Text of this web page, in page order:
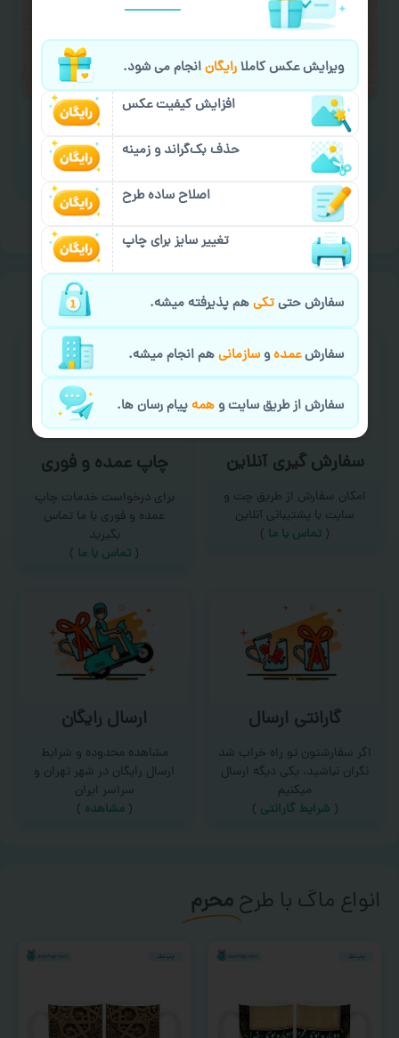
لازم را انجام دهید.
ایمیل جهت ثبت یا پیگیری سفارش:
aks4chap.com@gmail.com
خیالت راحت ازسفارش گیری
سفارش گیری آنلاین
امکان سفارش از طریق چت و
سایت با پشتیبانی آنلاین
( تماس با ما‌ )
چاپ عمده و فوری
برای درخواست خدمات چاپ
عمده و فوری با ما تماس
بگیرید
( تماس با ما )
گارانتی ارسال
اگر سفارشتون تو راه خراب شد
نگران نباشید، یکی دیگه ارسال
میکنیم
( شرایط گارانتی )
ارسال رایگان
مشاهده محدوده و شرایط
ارسال رایگان در شهر تهران و
سراسر ایران
(مشاهده )
انواع ماگ با طرحمحرم
ویرایش عکس کاملارایگانانجام می شود.
افزایش کیفیت عکس
حذف بک‌گراند و زمینه
اصلاح ساده طرح
تغییر سایز برای چاپ
سفارش حتیتکیهم پذیرفته میشه.
سفارشعمدهوسازمانیهم انجام میشه.
سفارش از طریق سایت وهمهپیام رسان ها.